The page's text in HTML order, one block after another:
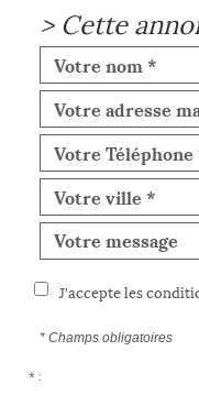
>Cette
J'accepte les
* Champs obligatoires
* :